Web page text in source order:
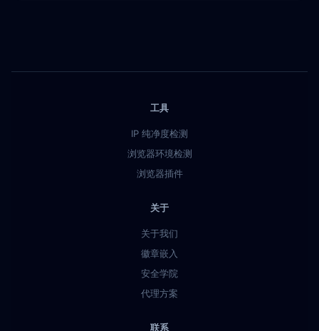
工具
IP 纯净度检测
浏览器环境检测
浏览器插件
关于
关于我们
徽章嵌入
安全学院
代理方案
联系